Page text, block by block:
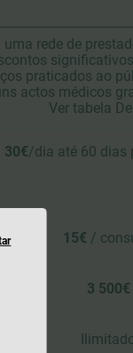
uma rede de
praticados ao
actos médicos
Ver tabela
30€/dia até60 dias
15€ /
3 500€